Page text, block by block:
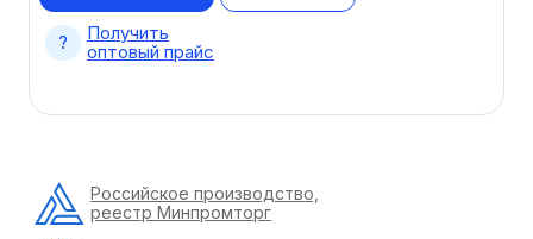
Получить
оптовый прайс
Российское производство,
реестр Минпромторг